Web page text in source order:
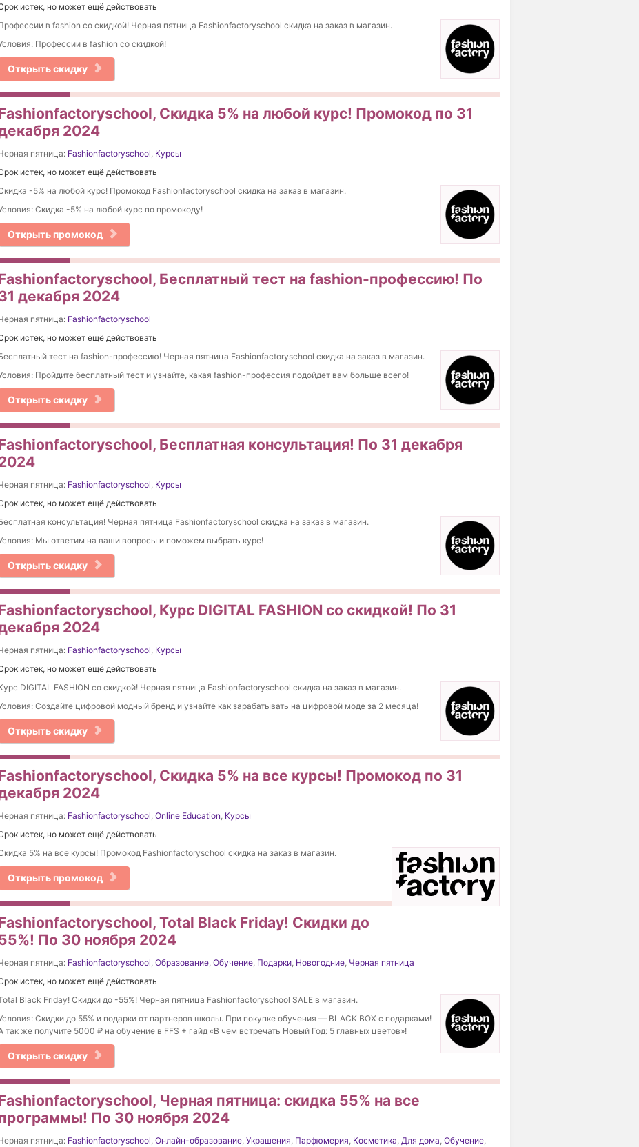
истек, но может ещё действовать
в fashion со скидкой! Черная пятница Fashionfactoryschool скидка на заказ в магазин.
Профессии в fashion со скидкой!
Открыть скидку
Скидка 5% на любой курс! Промокод по 31
2024
пятница: Fashionfactoryschool, Курсы
истек, но может ещё действовать
-5% на любой курс! Промокод Fashionfactoryschool скидка на заказ в магазин.
Скидка -5% на любой курс по промокоду!
Открыть промокод
Бесплатный тест на fashion-профессию! По
декабря 2024
пятница: Fashionfactoryschool
истек, но может ещё действовать
тест на fashion-профессию! Черная пятница Fashionfactoryschool скидка на заказ в магазин.
Пройдите бесплатный тест и узнайте, какая fashion-профессия подойдет вам больше всего!
Открыть скидку
Бесплатная консультация! По 31 декабря
пятница: Fashionfactoryschool, Курсы
истек, но может ещё действовать
консультация! Черная пятница Fashionfactoryschool скидка на заказ в магазин.
Мы ответим на ваши вопросы и поможем выбрать курс!
Открыть скидку
Курс DIGITAL FASHION со скидкой! По 31
2024
пятница: Fashionfactoryschool, Курсы
истек, но может ещё действовать
DIGITAL FASHION со скидкой! Черная пятница Fashionfactoryschool скидка на заказ в магазин.
Создайте цифровой модный бренд и узнайте как зарабатывать на цифровой моде за 2 месяца!
Открыть скидку
Скидка 5% на все курсы! Промокод по 31
2024
пятница: Fashionfactoryschool, Online Education, Курсы
истек, но может ещё действовать
5% на все курсы! Промокод Fashionfactoryschool скидка на заказ в магазин.
Открыть промокод
Total Black Friday! Скидки до
По 30 ноября 2024
пятница: Fashionfactoryschool, Образование, Обучение, Подарки, Новогодние, Черная пятница
истек, но может ещё действовать
Black Friday! Скидки до -55%! Черная пятница Fashionfactoryschool SALE в магазин.
Скидки до 55% и подарки от партнеров школы. При покупке обучения — BLACK BOX с подарками!
так же получите 5000 ₽ на обучение в FFS + гайд «В чем встречать Новый Год: 5 главных цветов»!
Открыть скидку
Черная пятница: скидка 55% на все
По 30 ноября 2024
пятница: Fashionfactoryschool, Онлайн-образование, Украшения, Парфюмерия, Косметика, Для дома, Обучение,